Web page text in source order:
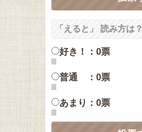
「えると」 読み方は？
好き！：0票
普通 ：0票
あまり：0票